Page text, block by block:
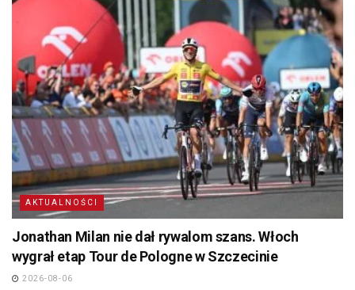
AKTUALNOŚCI
Jonathan Milan nie dał rywalom szans. Włoch
wygrał etap Tour de Pologne w Szczecinie
2026-08-06